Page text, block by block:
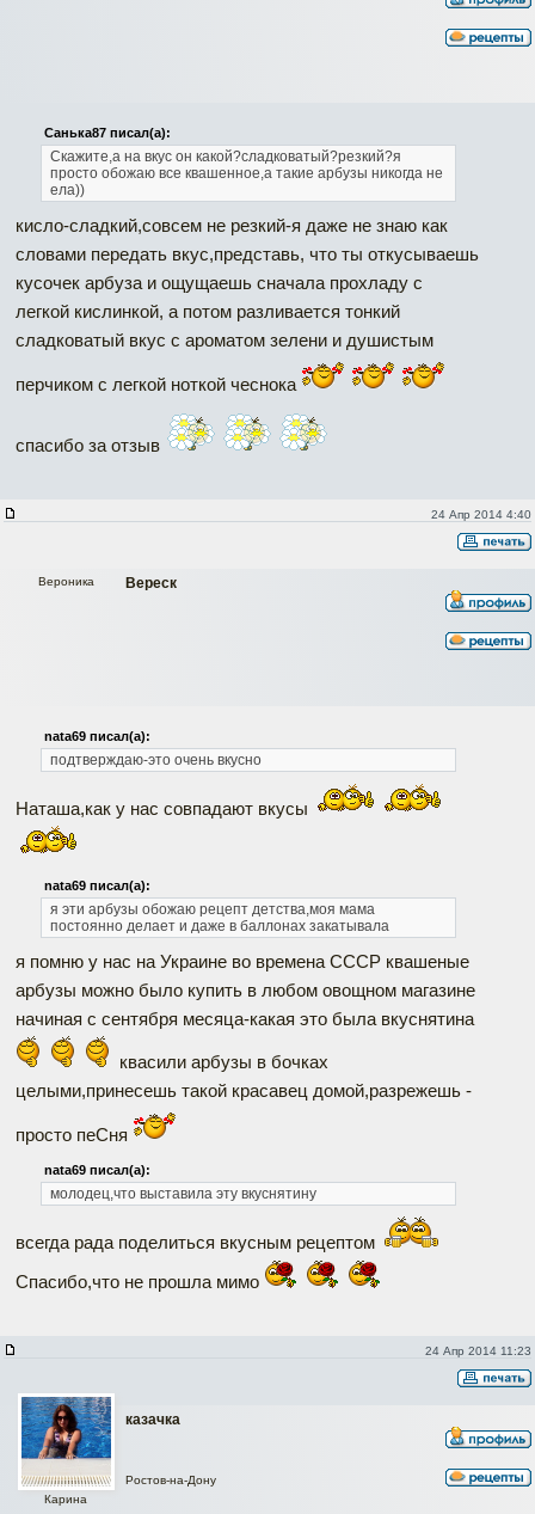
Санька87 писал(а):
Скажите,а на вкус он какой?сладковатый?резкий?я
просто обожаю все квашенное,а такие арбузы никогда не
ела))
кисло-сладкий,совсем не резкий-я даже не знаю как
словами передать вкус,представь, что ты откусываешь
кусочек арбуза и ощущаешь сначала прохладу с
легкой кислинкой, а потом разливается тонкий
сладковатый вкус с ароматом зелени и душистым
перчиком с легкой ноткой чеснока
спасибо за отзыв
24 Апр 2014 4:40
Вереск
Вероника
nata69 писал(а):
подтверждаю-это очень вкусно
Наташа,как у нас совпадают вкусы
nata69 писал(а):
я эти арбузы обожаю рецепт детства,моя мама
постоянно делает и даже в баллонах закатывала
я помню у нас на Украине во времена СССР квашеные
арбузы можно было купить в любом овощном магазине
начиная с сентября месяца-какая это была вкуснятина
квасили арбузы в бочках
целыми,принесешь такой красавец домой,разрежешь -
просто пеСня
nata69 писал(а):
молодец,что выставила эту вкуснятину
всегда рада поделиться вкусным рецептом
Спасибо,что не прошла мимо
24 Апр 2014 11:23
казачка
Карина
Ростов-на-Дону